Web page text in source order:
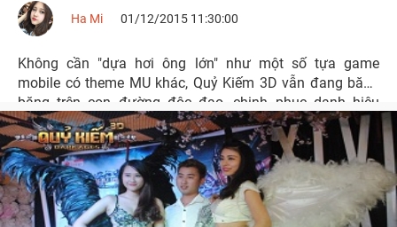
Ha Mi 01/12/2015 11:30:00
Không cần "dựa hơi ông lớn" như một số tựa game
mobile có theme MU khác, Quỷ Kiếm 3D vẫn đang băng
băng trên con đường độc đạo, chinh phục danh hiệu
“Game ARPG có cộng đồng đông vui nhất Việt Nam”.